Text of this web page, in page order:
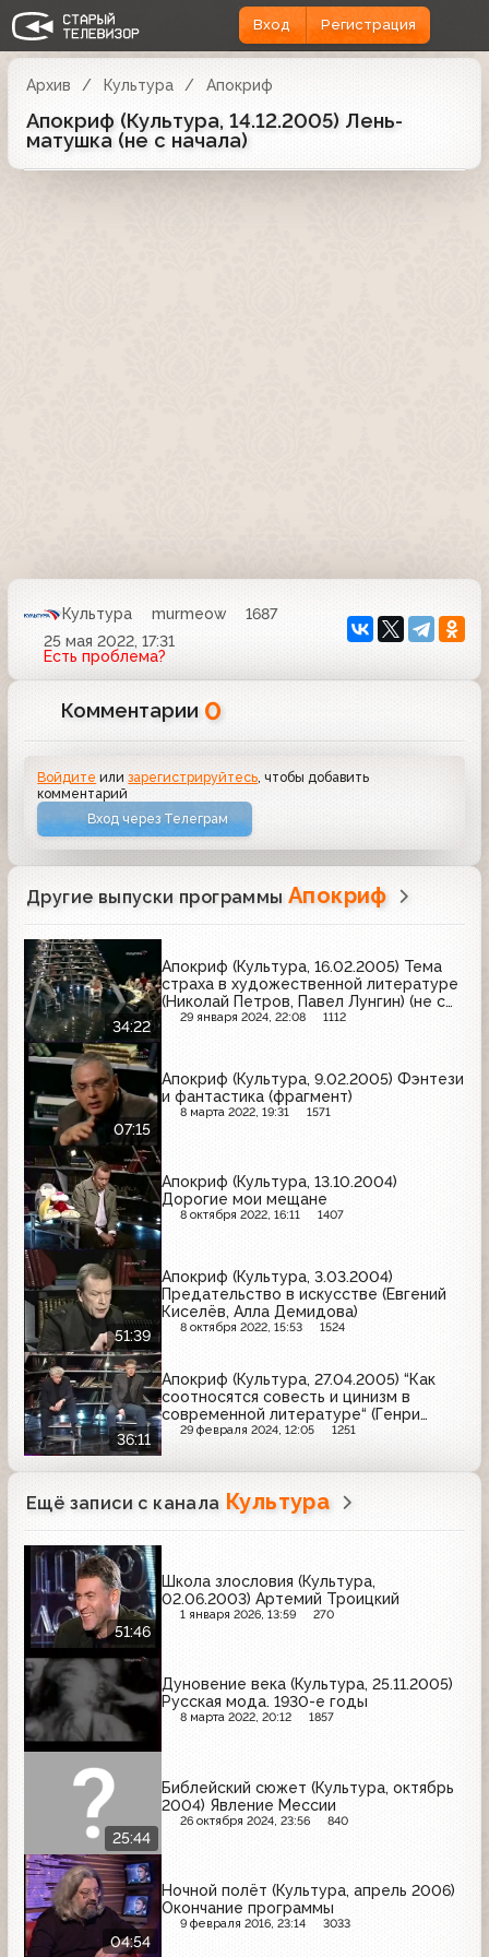
Вход Регистрация
Архив Культура Апокриф
Апокриф (Культура, 14.12.2005) Лень-
матушка (не с начала)
Культура murmeow
1687
25 мая 2022, 17:31
Есть проблема?
Комментарии 0
Войдите илизарегистрируйтесь , чтобы добавить
комментарий
Вход через Телеграм
Другие выпуски программы Апокриф
34:22
Апокриф (Культура, 16.02.2005) Тема
страха в художественной литературе
(Николай Петров, Павел Лунгин) (не с
начала)
29 января 2024, 22:08 1112
07:15
Апокриф (Культура, 9.02.2005) Фэнтези
и фантастика (фрагмент)
8 марта 2022, 19:31 1571
Апокриф (Культура, 13.10.2004)
Дорогие мои мещане
8 октября 2022, 16:11 1407
51:39
Апокриф (Культура, 3.03.2004)
Предательство в искусстве (Евгений
Киселёв, Алла Демидова)
8 октября 2022, 15:53 1524
36:11
Апокриф (Культура, 27.04.2005) “Как
соотносятся совесть и цинизм в
современной литературе“ (Генри
Резник, Иван Демидов)
29 февраля 2024, 12:05 1251
Ещё записи с канала Культура
51:46
Школа злословия (Культура,
02.06.2003) Артемий Троицкий
1 января 2026, 13:59 270
Дуновение века (Культура, 25.11.2005)
Русская мода. 1930-е годы
8 марта 2022, 20:12 1857
25:44
Библейский сюжет (Культура, октябрь
2004) Явление Мессии
26 октября 2024, 23:56 840
04:54
Ночной полёт (Культура, апрель 2006)
Окончание программы
9 февраля 2016, 23:14 3033